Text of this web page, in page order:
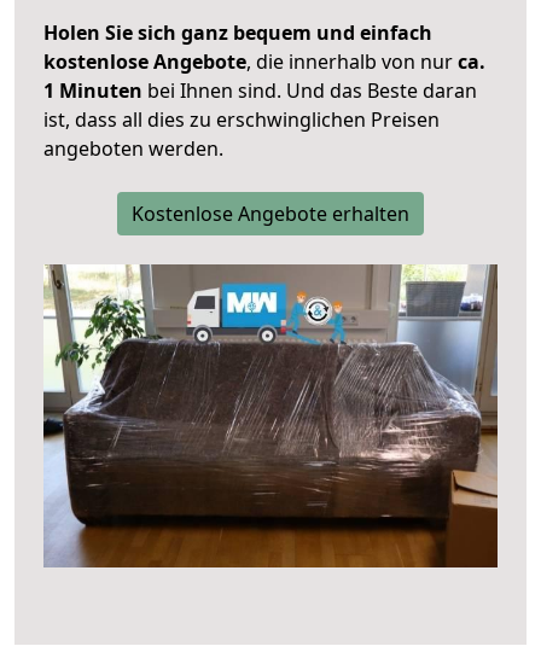
Holen Sie sich ganz bequem und einfach
kostenlose Angebote, die innerhalb von nurca.
1 Minuten bei Ihnen sind. Und das Beste daran
ist, dass all dies zu erschwinglichen Preisen
angeboten werden.
Kostenlose Angebote erhalten